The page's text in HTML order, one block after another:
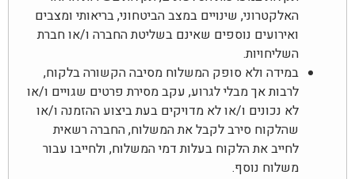
האלקטרוני, שינויים במצב הביטחוני, בריאותי ומצבים
ואירועים נוספים שאינם בשליטת החברה ו/או חברת
השליחויות.
במידה ולא סופק המשלוח מסיבה הקשורה בלקוח,
לרבות אך מבלי לגרוע, עקב מסירת פרטים שגויים ו/או
לא נכונים ו/או לא מדויקים בעת ביצוע ההזמנה ו/או
שהלקוח סירב לקבל את המשלוח, החברה רשאית
לחייב את הלקוח בעלות דמי המשלוח, ולחייבו עבור
משלוח נוסף.